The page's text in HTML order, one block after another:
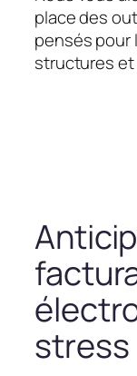
place des
pensés
structures et
stress